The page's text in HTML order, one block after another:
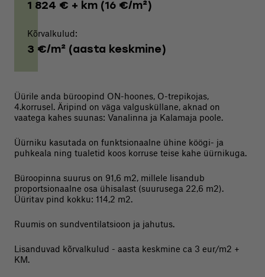
1 824 € + km (16 €/m²)
Kõrvalkulud:
3 €/m² (aasta keskmine)
Üürile anda büroopind ON-hoones, O-trepikojas,
4.korrusel. Äripind on väga valgusküllane, aknad on
vaatega kahes suunas: Vanalinna ja Kalamaja poole.
Üürniku kasutada on funktsionaalne ühine köögi- ja
puhkeala ning tualetid koos korruse teise kahe üürnikuga.
Büroopinna suurus on 91,6 m2, millele lisandub
proportsionaalne osa ühisalast (suurusega 22,6 m2).
Üüritav pind kokku: 114,2 m2.
Ruumis on sundventilatsioon ja jahutus.
Lisanduvad kõrvalkulud - aasta keskmine ca 3 eur/m2 +
KM.